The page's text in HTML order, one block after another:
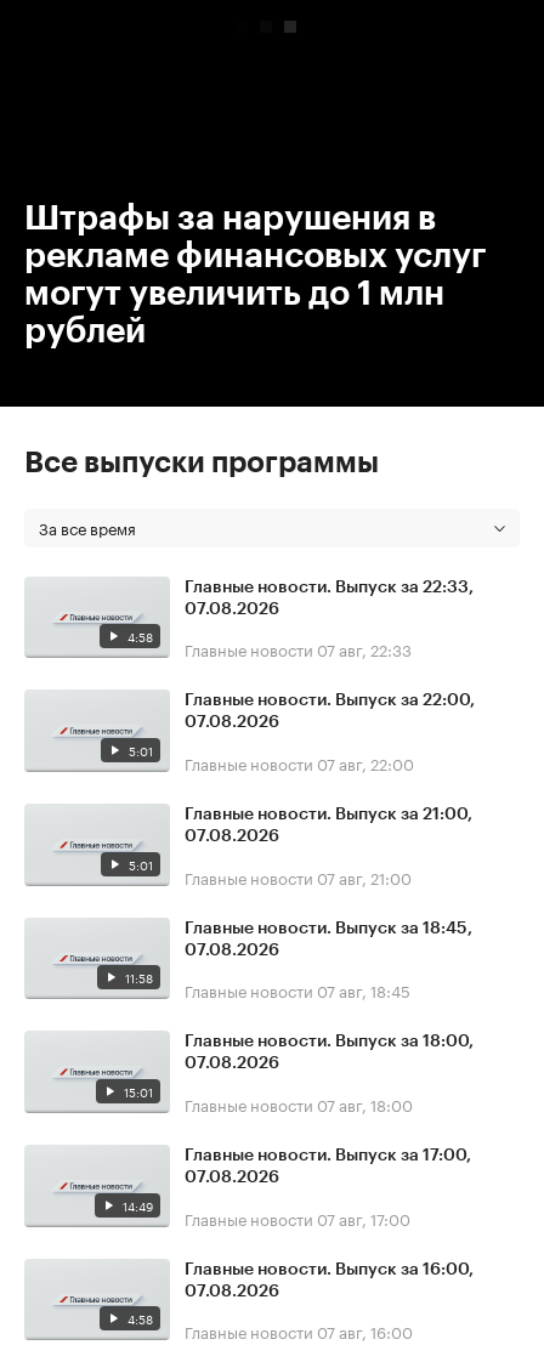
Штрафы за нарушения в
рекламе финансовых услуг
могут увеличить до 1 млн
рублей
Все выпуски программы
За все время
4:58
Главные новости. Выпуск за 22:33,
07.08.2026
Главные новости 07 авг, 22:33
5:01
Главные новости. Выпуск за 22:00,
07.08.2026
Главные новости 07 авг, 22:00
5:01
Главные новости. Выпуск за 21:00,
07.08.2026
Главные новости 07 авг, 21:00
11:58
Главные новости. Выпуск за 18:45,
07.08.2026
Главные новости 07 авг, 18:45
15:01
Главные новости. Выпуск за 18:00,
07.08.2026
Главные новости 07 авг, 18:00
14:49
Главные новости. Выпуск за 17:00,
07.08.2026
Главные новости 07 авг, 17:00
4:58
Главные новости. Выпуск за 16:00,
07.08.2026
Главные новости 07 авг, 16:00